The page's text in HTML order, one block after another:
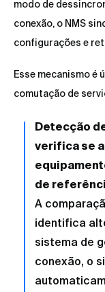
modo de
conexão, o NMS
configurações e
Esse mecanismo é
comutação de
Detecção
verifica se
de
A
identifica
sistema de
conexão, o